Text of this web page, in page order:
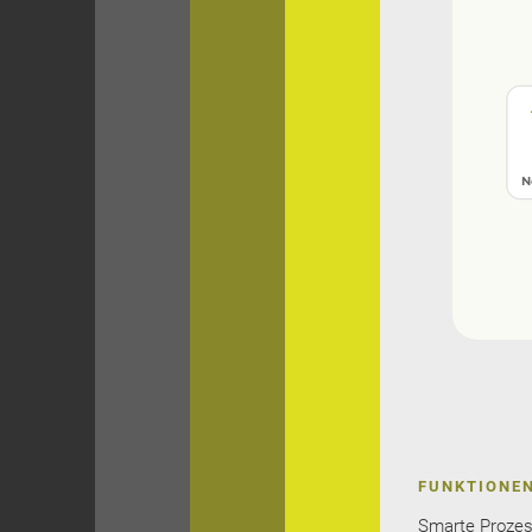
Smarte